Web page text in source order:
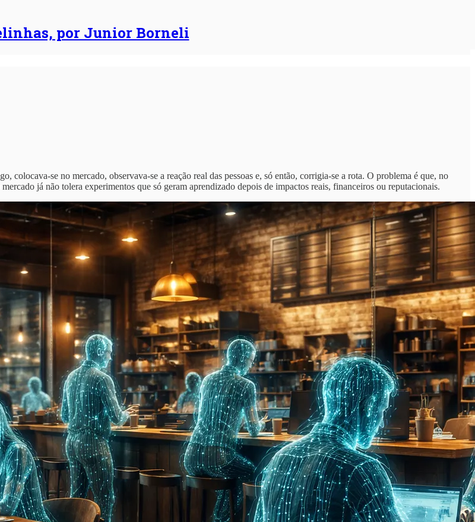
por Junior Borneli
colocava-se no mercado, observava-se a reação real das pessoas e, só então, corrigia-se a rota. O problema é que, no
já não tolera experimentos que só geram aprendizado depois de impactos reais, financeiros ou reputacionais.